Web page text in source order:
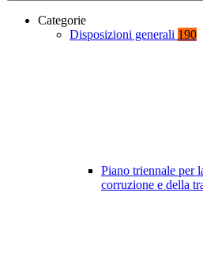
Categorie
Disposizioni generali 190
Piano triennale per
corruzione e della